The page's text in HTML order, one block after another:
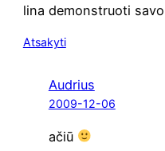
li­na demonst­ruo­ti
Atsakyti
Audrius
2009-12-06
ačiū